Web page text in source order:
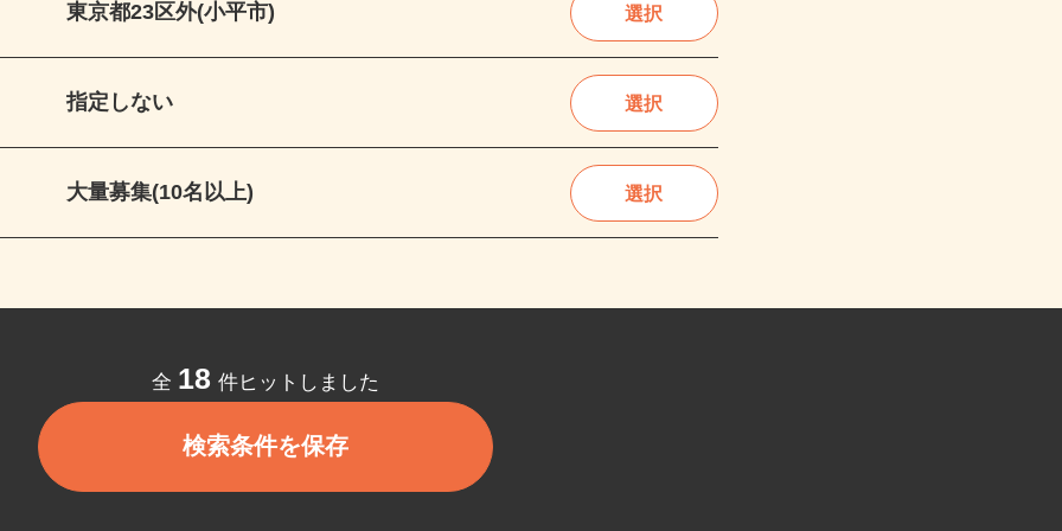
東京都23区外(小平市) 選択
指定しない 選択
大量募集(10名以上) 選択
全18件ヒットしました
検索条件を保存